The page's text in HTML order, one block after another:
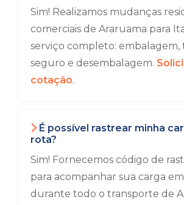
Sim! Realizamos mudanças
comerciais de Araruama para
serviço completo: embalagem,
seguro e desembalagem.
cotação.
É possível rastrear minha
rota?
Sim! Fornecemos código de
para acompanhar sua carga
durante todo o transporte de